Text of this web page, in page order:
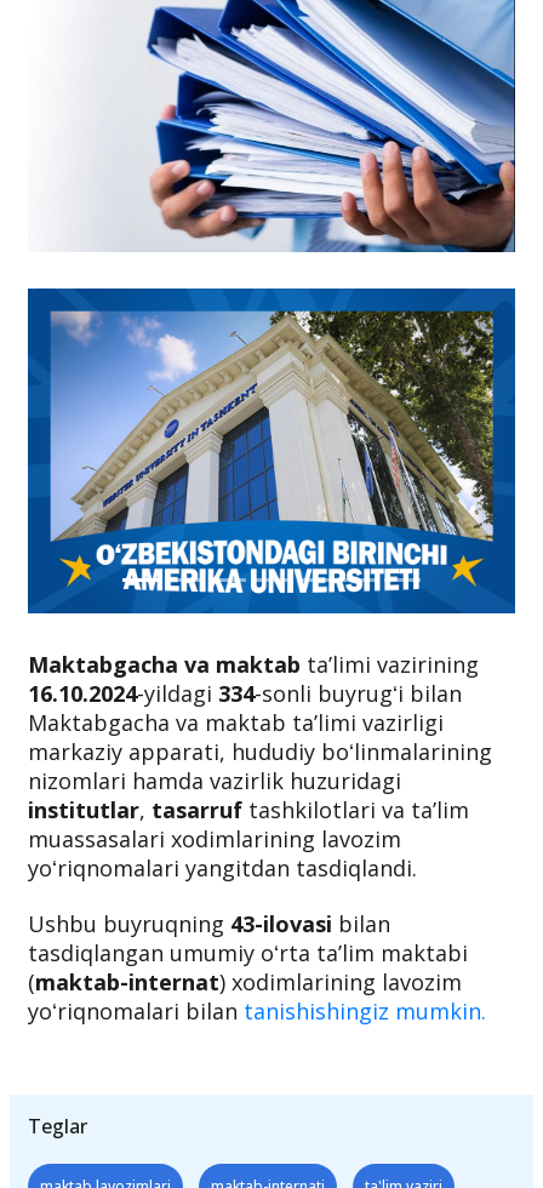
Maktabgacha va maktab taʼlimi vazirining
16.10.2024-yildagi 334-sonli buyrugʻi bilan
Maktabgacha va maktab taʼlimi vazirligi
markaziy apparati, hududiy boʻlinmalarining
nizomlari hamda vazirlik huzuridagi
institutlar, tasarruf tashkilotlari va taʼlim
muassasalari xodimlarining lavozim
yoʻriqnomalari yangitdan tasdiqlandi.
Ushbu buyruqning 43-ilovasi bilan
tasdiqlangan umumiy oʻrta taʼlim maktabi
(maktab-internat) xodimlarining lavozim
yoʻriqnomalari bilan tanishishingiz mumkin.
Teglar